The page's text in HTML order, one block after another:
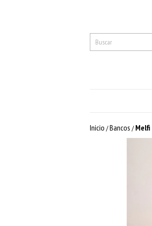
Inicio /Bancos / Melfi